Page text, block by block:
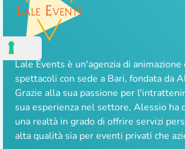
Lale Events è un'agenzia di animazione
spettacoli con sede a Bari, fondata da
Grazie alla sua passione per
sua esperienza nel settore, Alessio ha
una realtà in grado di offrire servizi
alta qualità sia per eventi privati che